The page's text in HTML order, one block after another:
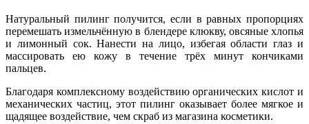
Натуральный пилинг получится, если в равных пропорциях
перемешать измельчённую в блендере клюкву, овсяные хлопья
и лимонный сок. Нанести на лицо, избегая области глаз и
массировать ею кожу в течение трёх минут кончиками
пальцев.
Благодаря комплексному воздействию органических кислот и
механических частиц, этот пилинг оказывает более мягкое и
щадящее воздействие, чем скраб из магазина косметики.